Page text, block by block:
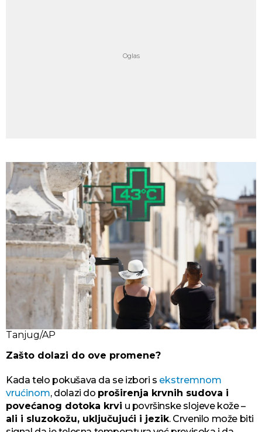
Tanjug/AP
Zašto dolazi do ove promene?
Kada telo pokušava da se izbori s ekstremnom
vrućinom, dolazi do proširenja krvnih sudova i
povećanog dotoka krvi u površinske slojeve kože –
ali i sluzokožu, uključujući i jezik. Crvenilo može biti